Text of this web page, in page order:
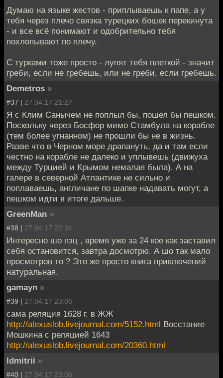
Думаю на языке жестов - приплываешь к папе, а у
тебя через плечо связка турецких бошек перекинута
- и все всё понимают и одобрительно тебя
похлопывают по плечу.
С турками тоже просто - лупят тебя плеткой - значит
греби, если не гребешь, или не греби, если гребешь.
Demetros »
#37 | 27.04.17 21:27
Я с Клим Санычем не поплыл бы, пошел бы пешком.
Поскольку через Босфор мимо Стамбула на корабле
(тем более угнанном) не прошли бы не в жизнь.
Разве что в Черном море драпануть, да и там если
честно на корабле не далеко и уплывешь (движуха
между Турцией и Крымом немалая была). А на
галере в северной Атлантике не сильно и
поплаваешь, англичане по шапке надавать могут, а
пешком идти в итоге дальше.
GreenMan »
#38 | 27.04.17 22:34
Интересно шо пзц , время уже за 24 кое как заставил
себя остановится, завтра досмотрю. А шо так мало
просмотров то ? Это же просто книга приключений
натуральная.
gamayn »
#39 | 27.04.17 23:06
сама реляция 1628 г. в ЖЖ
http://alexuslob.livejournal.com/5152.html Восстание
Мошкина с реляцией 1643
http://alexuslob.livejournal.com/20360.html
ldmitrii »
#40 | 27.04.17 23:06